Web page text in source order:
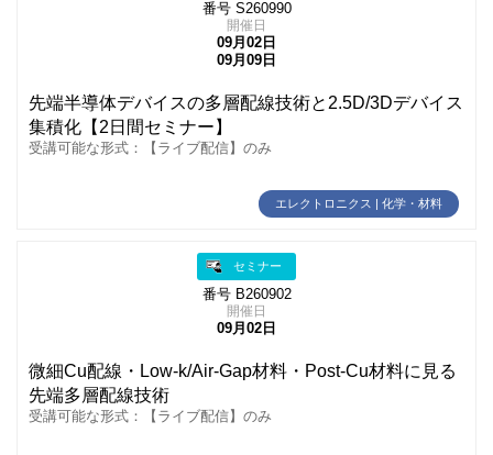
番号 S260990
開催日
09月02日
09月09日
先端半導体デバイスの多層配線技術と2.5D/3Dデバイス
集積化【2日間セミナー】
受講可能な形式：【ライブ配信】のみ
エレクトロニクス | 化学・材料
セミナー
番号 B260902
開催日
09月02日
微細Cu配線・Low‑k/Air-Gap材料・Post-Cu材料に見る
先端多層配線技術
受講可能な形式：【ライブ配信】のみ